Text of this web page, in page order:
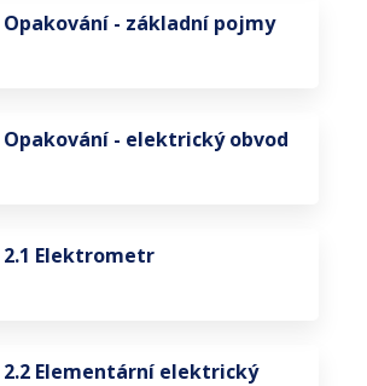
Opakování - základní pojmy
Opakování - elektrický obvod
2.1 Elektrometr
2.2 Elementární elektrický